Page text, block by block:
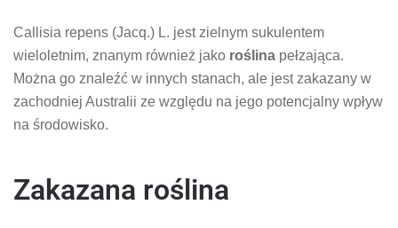
Callisia repens (Jacq.) L. jest zielnym sukulentem
wieloletnim, znanym również jako roślina pełzająca.
Można go znaleźć w innych stanach, ale jest zakazany w
zachodniej Australii ze względu na jego potencjalny wpływ
na środowisko.
Zakazana roślina